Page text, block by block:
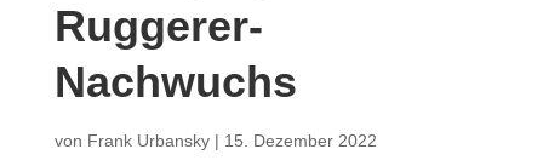
Ruggerer-
Nachwuchs
von Frank Urbansky| 15. Dezember 2022